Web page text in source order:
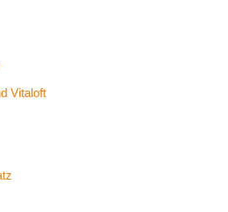
Vitaloft